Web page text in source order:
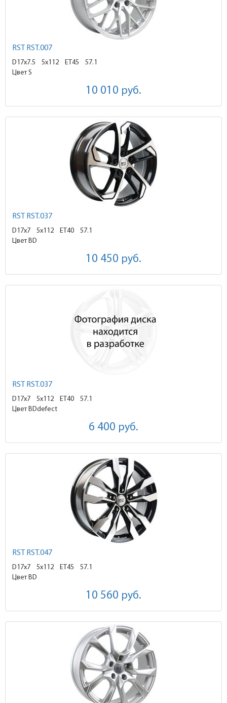
RST RST.007
D17x7.5 5x112 ET45
57.1
Цвет S
10 010 руб.
RST RST.037
D17x7 5x112 ET40
57.1
Цвет BD
10 450 руб.
RST RST.037
D17x7 5x112 ET40
57.1
Цвет BDdefect
6 400 руб.
RST RST.047
D17x7 5x112 ET45
57.1
Цвет BD
10 560 руб.